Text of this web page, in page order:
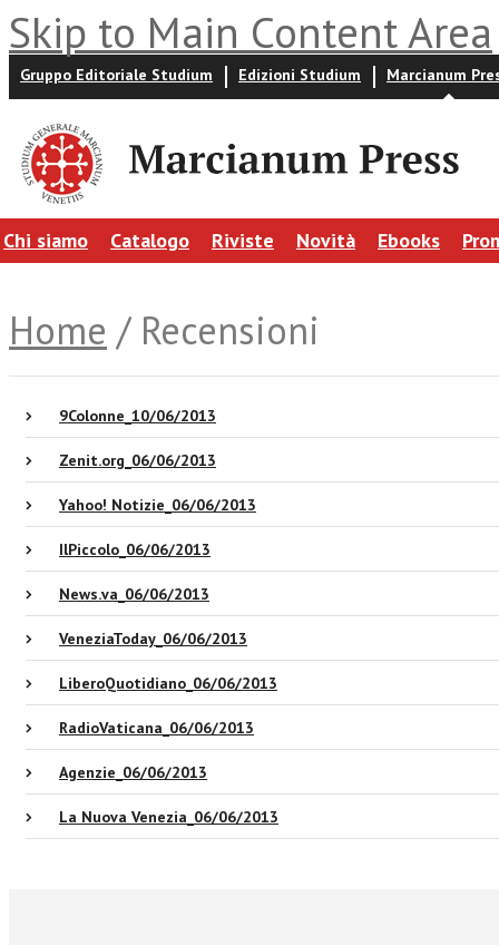
Skip to Main Content Area
Gruppo Editoriale Studium Edizioni Studium Marcianum
Chi siamo Catalogo Riviste Novità Ebooks
Home / Recensioni
9Colonne_10/06/2013
Zenit.org_06/06/2013
Yahoo! Notizie_06/06/2013
IlPiccolo_06/06/2013
News.va_06/06/2013
VeneziaToday_06/06/2013
LiberoQuotidiano_06/06/2013
RadioVaticana_06/06/2013
Agenzie_06/06/2013
La Nuova Venezia_06/06/2013